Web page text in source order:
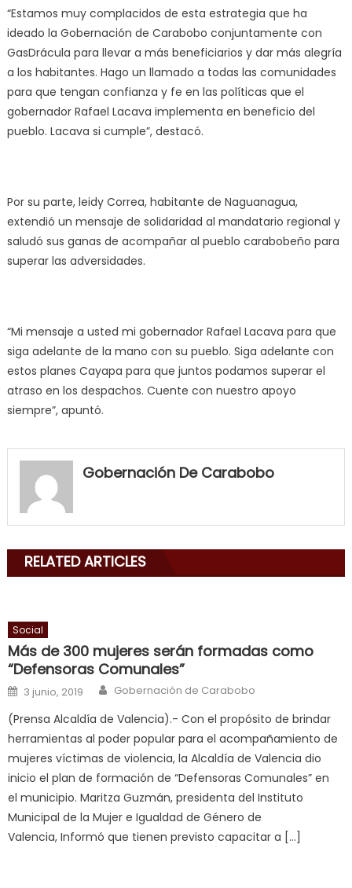
“Estamos muy complacidos de esta estrategia que ha
ideado la Gobernación de Carabobo conjuntamente con
GasDrácula para llevar a más beneficiarios y dar más alegría
a los habitantes. Hago un llamado a todas las comunidades
para que tengan confianza y fe en las políticas que el
gobernador Rafael Lacava implementa en beneficio del
pueblo. Lacava si cumple”, destacó.
Por su parte, leidy Correa, habitante de Naguanagua,
extendió un mensaje de solidaridad al mandatario regional y
saludó sus ganas de acompañar al pueblo carabobeño para
superar las adversidades.
“Mi mensaje a usted mi gobernador Rafael Lacava para que
siga adelante de la mano con su pueblo. Siga adelante con
estos planes Cayapa para que juntos podamos superar el
atraso en los despachos. Cuente con nuestro apoyo
siempre”, apuntó.
my
neighbor
mouth
will
smith
is
cuckold,
nice
milf
in
squirting,
आपक
न
ह
Gobernación De Carabobo
RELATED ARTICLES
Social
Más de 300 mujeres serán formadas como
“Defensoras Comunales”
Posted on
3 junio, 2019 Author
Gobernación de Carabobo
(Prensa Alcaldía de Valencia).- Con el propósito de brindar
herramientas al poder popular para el acompañamiento de
mujeres víctimas de violencia, la Alcaldía de Valencia dio
inicio el plan de formación de “Defensoras Comunales” en
el municipio. Maritza Guzmán, presidenta del Instituto
Municipal de la Mujer e Igualdad de Género de
Valencia, Informó que tienen previsto capacitar a […]